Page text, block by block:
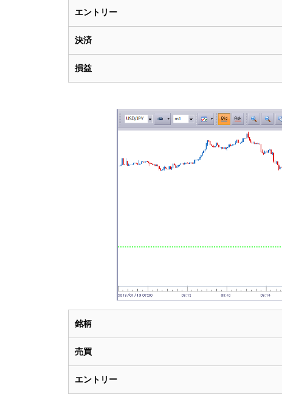
エントリー
決済
損益
銘柄
売買
エントリー